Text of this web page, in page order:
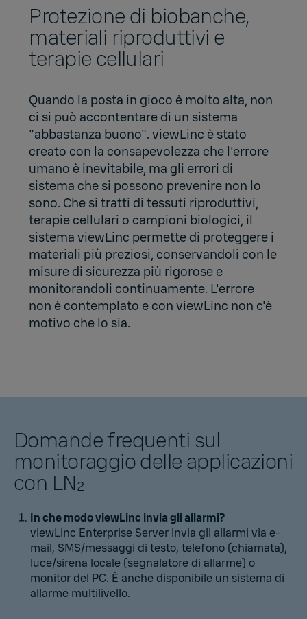
Protezione di biobanche,
materiali riproduttivi e
terapie cellulari
Quando la posta in gioco è molto alta, non
ci si può accontentare di un sistema
"abbastanza buono". viewLinc è stato
creato con la consapevolezza che l'errore
umano è inevitabile, ma gli errori di
sistema che si possono prevenire non lo
sono. Che si tratti di tessuti riproduttivi,
terapie cellulari o campioni biologici, il
sistema viewLinc permette di proteggere i
materiali più preziosi, conservandoli con le
misure di sicurezza più rigorose e
monitorandoli continuamente. L'errore
non è contemplato e con viewLinc non c'è
motivo che lo sia.
Domande frequenti sul
monitoraggio delle applicazioni
con LN₂
In che modo viewLinc invia gli allarmi?
viewLinc Enterprise Server invia gli allarmi via e-
mail, SMS/messaggi di testo, telefono (chiamata),
luce/sirena locale (segnalatore di allarme) o
monitor del PC. È anche disponibile un sistema di
allarme multilivello.